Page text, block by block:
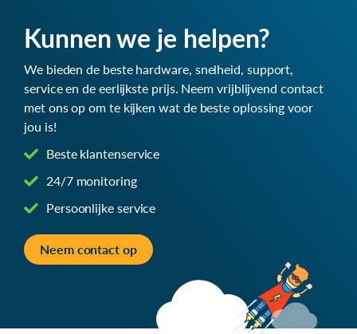
Kunnen we je helpen?
We bieden de beste hardware, snelheid, support,
service en de eerlijkste prijs. Neem vrijblijvend contact
met ons op om te kijken wat de beste oplossing voor
jou is!
Beste klantenservice
24/7 monitoring
Persoonlijke service
Neem contact op